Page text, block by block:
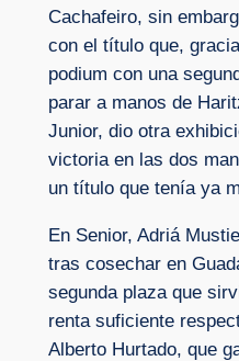
Cachafeiro, sin
con el título que,
podium con una
parar a manos de
Junior, dio otra
victoria en las dos
un título que tenía ya
En Senior, Adriá
tras cosechar en
segunda plaza que
renta suficiente
Alberto Hurtado, que